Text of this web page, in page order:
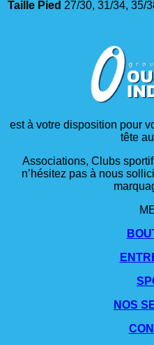
Taille Pied 27/30, 31/34, 35/
est à votre disposition pour
tête
Associations, Clubs
n’hésitez pas à nous
NOS